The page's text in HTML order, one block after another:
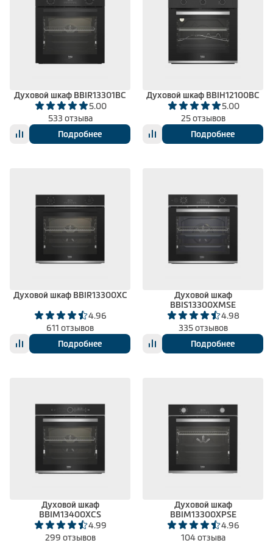
Духовой шкаф BBIR13301BC
5.00
533 отзыва
Подробнее
Духовой шкаф BBIH12100BC
5.00
25 отзывов
Подробнее
Духовой шкаф BBIR13300XC
4.96
611 отзывов
Подробнее
Духовой шкаф
BBIS13300XMSE
4.98
335 отзывов
Подробнее
Духовой шкаф
BBIM13400XCS
4.99
299 отзывов
Духовой шкаф
BBIM13300XPSE
4.96
104 отзыва